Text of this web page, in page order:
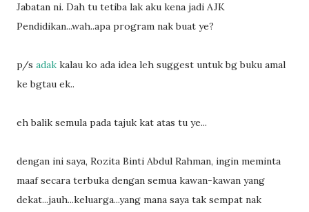
Jabatan ni. Dah tu tetiba lak aku kena jadi AJK
Pendidikan...wah..apa program nak buat ye?
p/s adak kalau ko ada idea leh suggest untuk bg buku amal
ke bgtau ek..
eh balik semula pada tajuk kat atas tu ye...
dengan ini saya, Rozita Binti Abdul Rahman, ingin meminta
maaf secara terbuka dengan semua kawan-kawan yang
dekat...jauh...keluarga...yang mana saya tak sempat nak